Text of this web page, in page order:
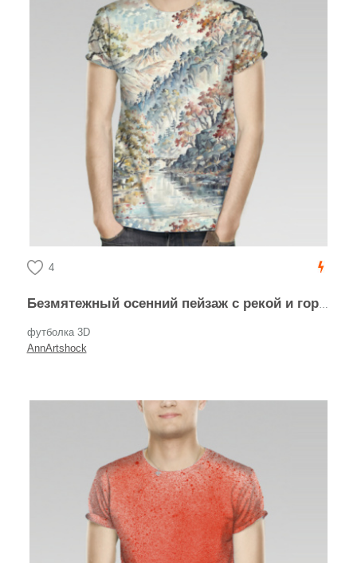
4
Безмятежный осенний пейзаж с рекой и горами
футболка 3D
AnnArtshock